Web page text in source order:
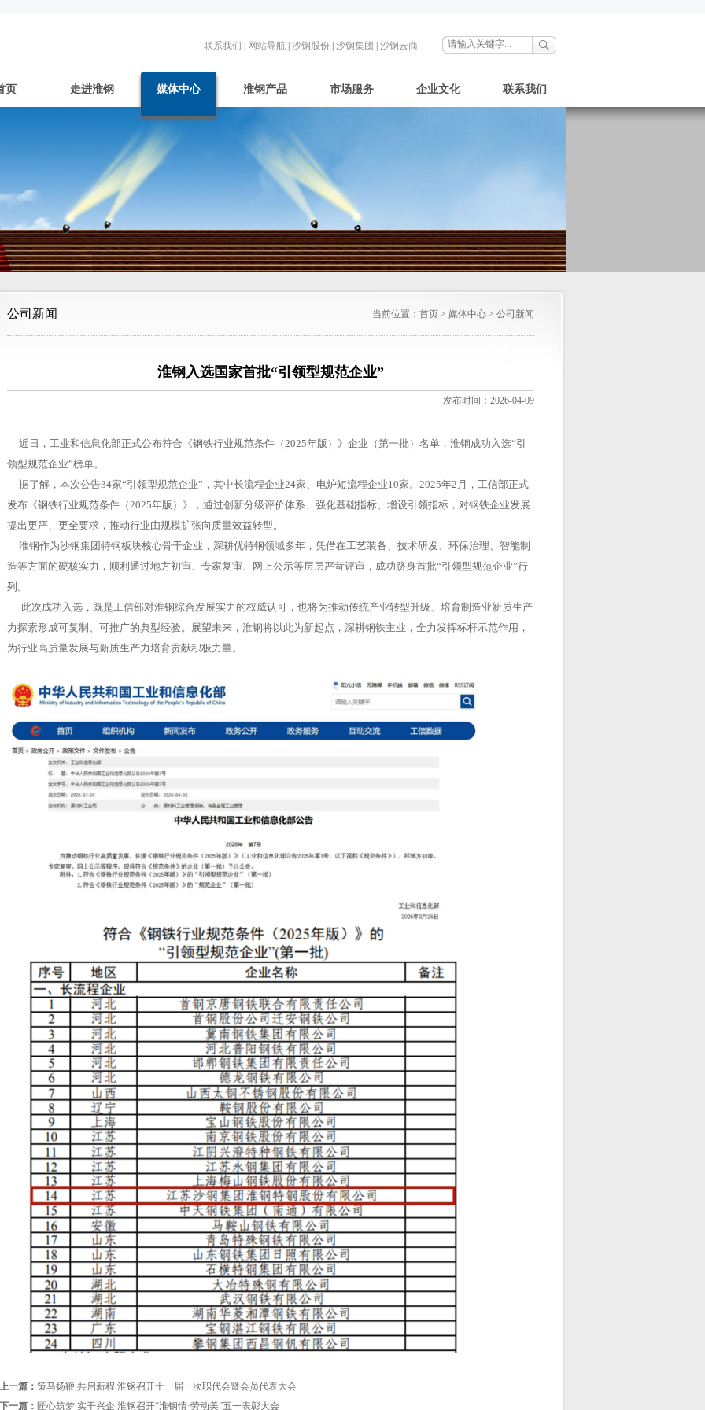
联系我们 网站导航 沙钢股份 沙钢集团 沙钢云商
页 走进淮钢 媒体中心 淮钢产品 市场服务 企业文化 联系我们
当前位置： 首页 > 媒体中心 > 公司新闻
公司新闻
淮钢入选国家首批“引领型规范企业”
发布时间：2026-04-09
近日，工业和信息化部正式公布符合《钢铁行业规范条件（2025年版）》企业（第一批）名单，淮钢成功入选“引
领型规范企业”榜单。
据了解，本次公告34家“引领型规范企业”，其中长流程企业24家、电炉短流程企业10家。2025年2月，工信部正式
发布《钢铁行业规范条件（2025年版）》，通过创新分级评价体系、强化基础指标、增设引领指标，对钢铁企业发展
提出更严、更全要求，推动行业由规模扩张向质量效益转型。
淮钢作为沙钢集团特钢板块核心骨干企业，深耕优特钢领域多年，凭借在工艺装备、技术研发、环保治理、智能制
造等方面的硬核实力，顺利通过地方初审、专家复审、网上公示等层层严苛评审，成功跻身首批“引领型规范企业”行
列。
此次成功入选，既是工信部对淮钢综合发展实力的权威认可，也将为推动传统产业转型升级、培育制造业新质生产
力探索形成可复制、可推广的典型经验。展望未来，淮钢将以此为新起点，深耕钢铁主业，全力发挥标杆示范作用，
为行业高质量发展与新质生产力培育贡献积极力量。
上一篇： 策马扬鞭 共启新程 淮钢召开十一届一次职代会暨会员代表大会
下一篇： 匠心筑梦 实干兴企 淮钢召开“淮钢情·劳动美”五一表彰大会